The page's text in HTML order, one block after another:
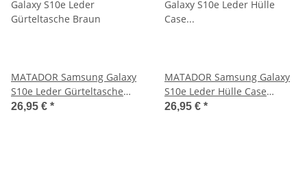
MATADOR Samsung Galaxy
S10e Leder Gürteltasche
Braun
26,95 € *
MATADOR Samsung Galaxy
S10e Leder Hülle Case
verschließbar Braun
26,95 € *